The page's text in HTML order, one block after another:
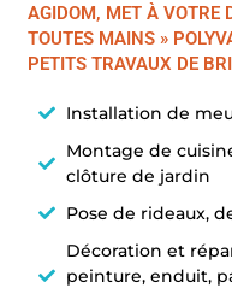
AGIDOM, MET À VOTRE
TOUTES MAINS »
PETITS TRAVAUX DE
Installation de
Montage de
clôture de jardin
Pose de rideaux,
Décoration et
peinture, enduit,